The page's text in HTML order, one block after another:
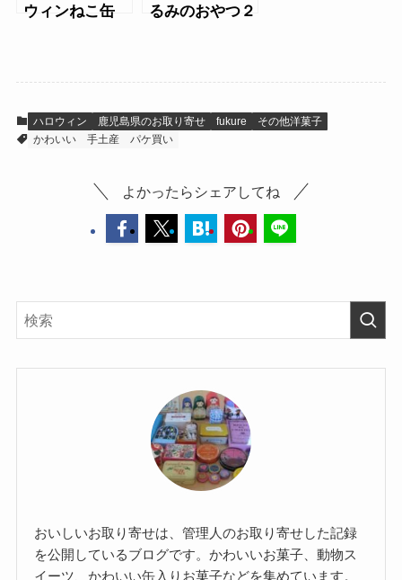
ウィンねこ缶
るみのおやつ２
ハロウィン 鹿児島県のお取り寄せ fukure
その他洋菓子
かわいい
手土産 パケ買い
よかったらシェアしてね
おいしいお取り寄せは、管理人のお取り寄せした記録
を公開しているブログです。かわいいお菓子、動物ス
イーツ、かわいい缶入りお菓子などを集めています。